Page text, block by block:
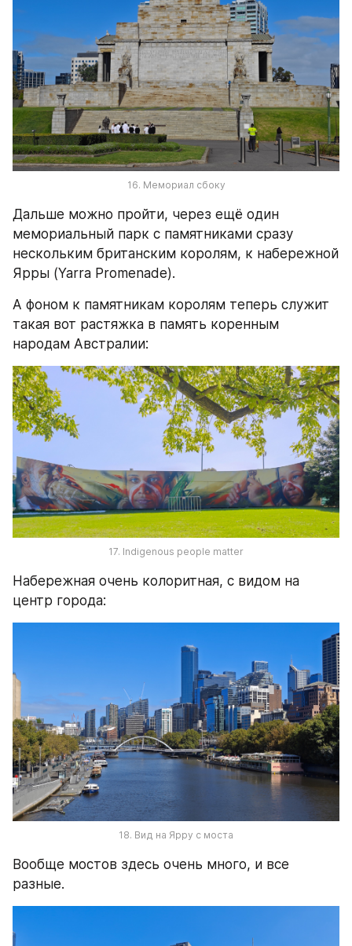
16. Мемориал сбоку
Дальше можно пройти, через ещё один
мемориальный парк с памятниками сразу
нескольким британским королям, к набережной
Ярры (Yarra Promenade).
А фоном к памятникам королям теперь служит
такая вот растяжка в память коренным
народам Австралии:
17. Indigenous people matter
Набережная очень колоритная, с видом на
центр города:
18. Вид на Ярру с моста
Вообще мостов здесь очень много, и все
разные.